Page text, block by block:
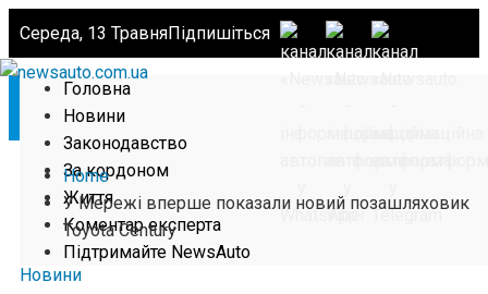
Середа, 13 ТравняПідпишіться
Головна
Новини
Законодавство
За кордоном
Життя
Коментар експерта
Підтримайте NewsAuto
Home
У Мережі вперше показали новий позашляховик
Toyota Century
Новини